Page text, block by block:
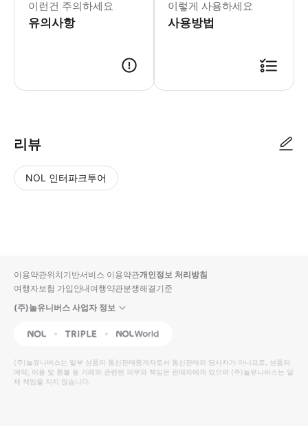
이런건 주의하세요
유의사항
이렇게 사용하세요
사용방법
리뷰
NOL 인터파크투어
입니
다.
높
은
순
동
영
상
순
상
이용약관위치기반서비스 이용약관개인정보 처리방침
여행자보험 가입안내여행약관분쟁해결기준
(주)놀유니버스 사업자 정보
NOL Triple Interpark Global
(주)놀유니버스는 일부 상품의 통신판매중개자로서 통신판매의 당사자가 아니므로, 상품의
예약, 이용 및 환불 등 거래와 관련된 의무와 책임은 판매자에게 있으며 (주)놀유니버스는 일
체 책임을 지지 않습니다.